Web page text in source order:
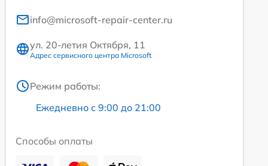
info@microsoft-repair-center.ru
ул. 20-летия Октября, 11
Адрес сервисного центра Microsoft
Режим работы:
Ежедневно с 9:00 до 21:00
Способы оплаты